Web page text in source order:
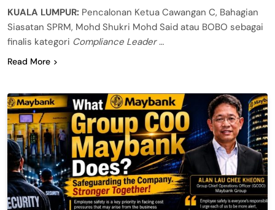
KUALA LUMPUR: Pencalonan Ketua Cawangan C, Bahagian
Siasatan SPRM, Mohd Shukri Mohd Said atau BOBO sebagai
finalis kategori Compliance Leader…
Read More